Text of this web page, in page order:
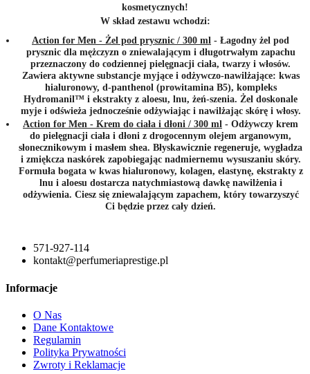
kosmetycznych!
W skład zestawu wchodzi:
Action for Men - Żel pod prysznic / 300 ml - Łagodny żel pod
prysznic dla mężczyzn o zniewalającym i długotrwałym zapachu
przeznaczony do codziennej pielęgnacji ciała, twarzy i włosów.
Zawiera aktywne substancje myjące i odżywczo-nawilżające: kwas
hialuronowy, d-panthenol (prowitamina B5), kompleks
Hydromanil™ i ekstrakty z aloesu, lnu, żeń-szenia. Żel doskonale
myje i odświeża jednocześnie odżywiając i nawilżając skórę i włosy.
Action for Men - Krem do ciała i dłoni / 300 ml - Odżywczy krem
do pielęgnacji ciała i dłoni z drogocennym olejem arganowym,
słonecznikowym i masłem shea. Błyskawicznie regeneruje, wygładza
i zmiękcza naskórek zapobiegając nadmiernemu wysuszaniu skóry.
Formuła bogata w kwas hialuronowy, kolagen, elastynę, ekstrakty z
lnu i aloesu dostarcza natychmiastową dawkę nawilżenia i
odżywienia. Ciesz się zniewalającym zapachem, który towarzyszyć
Ci będzie przez cały dzień.
571-927-114
kontakt@perfumeriaprestige.pl
Informacje
O Nas
Dane Kontaktowe
Regulamin
Polityka Prywatności
Zwroty i Reklamacje